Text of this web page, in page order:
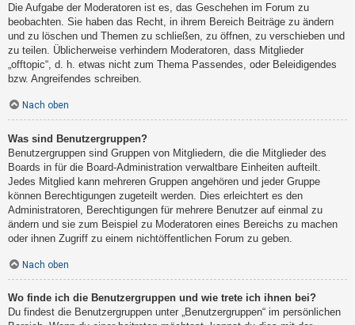
Die Aufgabe der Moderatoren ist es, das Geschehen im Forum zu
beobachten. Sie haben das Recht, in ihrem Bereich Beiträge zu ändern
und zu löschen und Themen zu schließen, zu öffnen, zu verschieben und
zu teilen. Üblicherweise verhindern Moderatoren, dass Mitglieder
„offtopic“, d. h. etwas nicht zum Thema Passendes, oder Beleidigendes
bzw. Angreifendes schreiben.
Nach oben
Was sind Benutzergruppen?
Benutzergruppen sind Gruppen von Mitgliedern, die die Mitglieder des
Boards in für die Board-Administration verwaltbare Einheiten aufteilt.
Jedes Mitglied kann mehreren Gruppen angehören und jeder Gruppe
können Berechtigungen zugeteilt werden. Dies erleichtert es den
Administratoren, Berechtigungen für mehrere Benutzer auf einmal zu
ändern und sie zum Beispiel zu Moderatoren eines Bereichs zu machen
oder ihnen Zugriff zu einem nichtöffentlichen Forum zu geben.
Nach oben
Wo finde ich die Benutzergruppen und wie trete ich ihnen bei?
Du findest die Benutzergruppen unter „Benutzergruppen“ im persönlichen